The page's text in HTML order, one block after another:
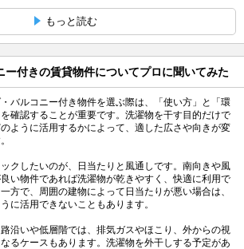
もっと読む
ー付きの賃貸物件についてプロに聞いてみた
バルコニー付き物件を選ぶ際は、「使い方」と「環
確認することが重要です。洗濯物を干す目的だけで
ように活用するかによって、適した広さや向きが変
ックしたいのが、日当たりと風通しです。南向きや風
い物件であれば洗濯物が乾きやすく、快適に利用で
方で、周囲の建物によって日当たりが悪い場合は、
に活用できないこともあります。
沿いや低層階では、排気ガスやほこり、外からの視
るケースもあります。洗濯物を外干しする予定があ